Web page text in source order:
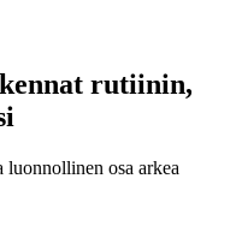
rutiinin,
osa arkea